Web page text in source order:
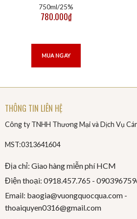
750ml/25%
780.000₫
MUA NGAY
THÔNG TIN LIÊN HỆ
Công ty TNHH Thương Mại và Dịch Vụ
MST:0313641604
Địa chỉ: Giao hàng miễn phí HCM
Điện thoại: 0918.457.765 -
Email: baogia@vuongquocqua.com -
thoaiquyen0316@gmail.com